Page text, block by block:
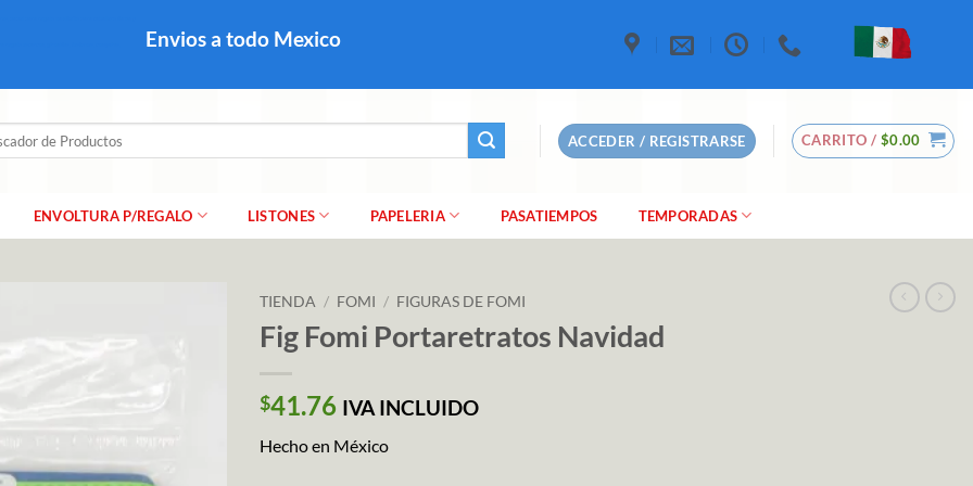
Envios a todo Mexico
ACCEDER / REGISTRARSE CARRITO / $0.00
ENVOLTURA P/REGALO LISTONES PAPELERIA PASATIEMPOS TEMPORADAS
TIENDA / FOMI / FIGURAS DE FOMI
Fig Fomi Portaretratos Navidad
$41.76 IVA INCLUIDO
Hecho en México